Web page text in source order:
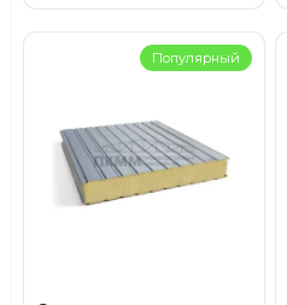
Популярный